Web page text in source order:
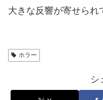
大きな反響が寄せられ
ホラー
シ